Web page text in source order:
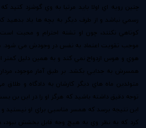
چنين رويه اي اولا بايد مرتبا به وي گوشزد
رسمي نباشد و از طرف ديگر به بچه ها ياد بدهيد كه
كوتاهي نكنند، چون او تشنه احترام و محبت
موجب تقويت اعتماد به نفس در وجودش مي شود.
هوي و هوس ازدواج نمي كند و به همين دليل كمتر
همسرش به جدايي بكشد. بر طبق آمار موجود،
متولدين ماه هاي ديگر كارشان به دادگاه و طلاق
توجه دقيق داشته باشيد كه هرگز او را در اين بن
اين نتيجه برسد كه همسر مناسبي براي او نيستيد
كرد كه به نظر وي به هيچ وجه قابل بخشش